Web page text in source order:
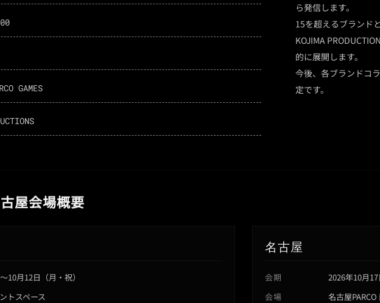
GAMES
ら発信します。
15を超えるブランド
KOJIMA
的に展開します。
今後、各ブランドコ
定です。
屋会場概要
10月12日（月・祝）
トスペース
名古屋
会期
2026年10月17
会場
名古屋